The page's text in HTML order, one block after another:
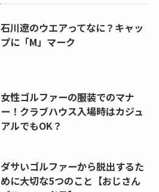
石川遼のウエアってなに？キャッ
プに「M」マーク
女性ゴルファーの服装でのマナ
ー！クラブハウス入場時はカジュ
アルでもOK？
ダサいゴルファーから脱出するた
めに大切な5つのこと【おじさん